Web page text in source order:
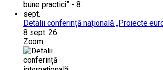
Detalii conferință națională „Proiecte
8 sept. 26
Zoom